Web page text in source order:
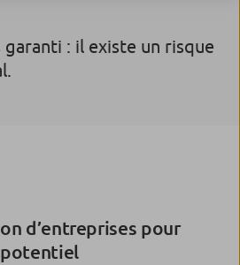
garanti : il existe un risque
d’entreprises pour
potentiel